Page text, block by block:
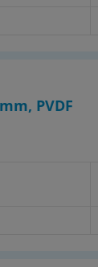
PVDF